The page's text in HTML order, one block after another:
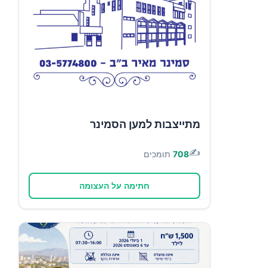
מתייצבות למען הסמינר
✍️
708 תומכים
חתימה על העצומה